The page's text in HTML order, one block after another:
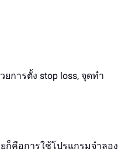
การตั้ง stop loss, จุดทำ
ก็คือการใช้โปรแกรมจำลอง